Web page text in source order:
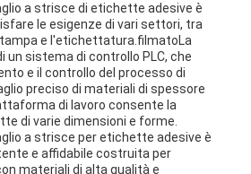
a strisce di etichette adesive è
le esigenze di vari settori, tra
e l'etichettatura.filmatoLa
un sistema di controllo PLC, che
e il controllo del processo di
preciso di materiali di spessore
di lavoro consente la
di varie dimensioni e forme.
a strisce per etichette adesive è
e affidabile costruita per
materiali di alta qualità e